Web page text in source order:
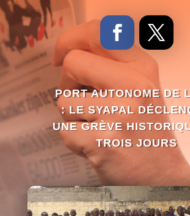
PORT AUTONOME DE
: LE SYAPAL
UNE GRÈVE
TROIS JOURS